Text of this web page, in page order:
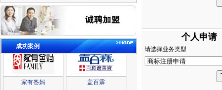
成功案例
凯玲美睫
家有爸妈 盖百霖
个人申请
请选择业务类型